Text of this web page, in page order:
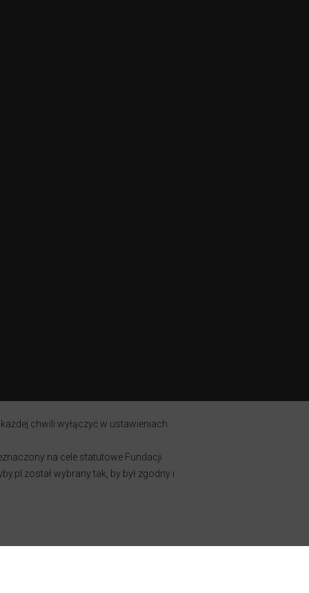
chwili wyłączyć w ustawieniach
na cele statutowe Fundacji
został wybrany tak, by był zgodny i